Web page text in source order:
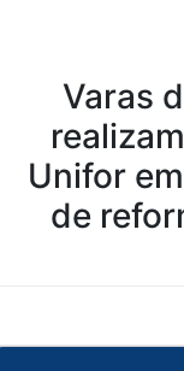
Varas
Unifor
de